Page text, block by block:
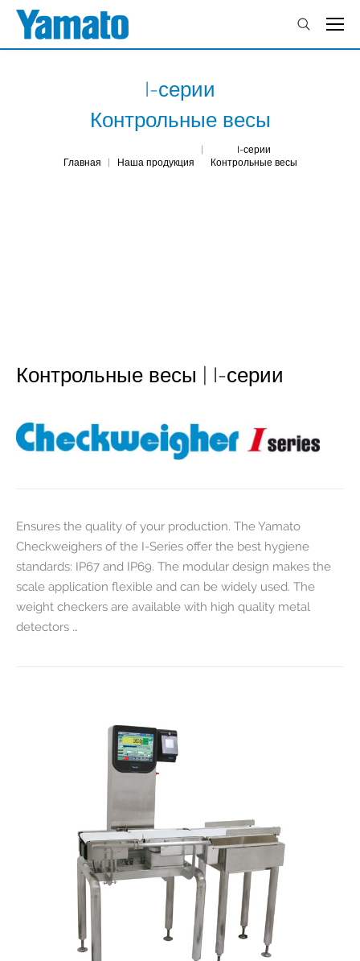
I-серии
Контрольные весы
Главная Наша продукция
I-серии
Контрольные весы
Контрольные весы | I-серии
Ensures the quality of your production. The Yamato
Checkweighers of the I-Series offer the best hygiene
standards: IP67 and IP69. The modular design makes the
scale application flexible and can be widely used. The
weight checkers are available with high quality metal
detectors …